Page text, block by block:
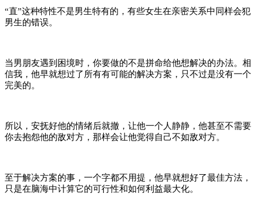
“直”这种特性不是男生特有的，有些女生在亲密关系中同样会犯
男生的错误。
当男朋友遇到困境时，你要做的不是拼命给他想解决的办法。相
信我，他早就想过了所有有可能的解决方案，只不过是没有一个
完美的。
所以，安抚好他的情绪后就撤，让他一个人静静，他甚至不需要
你去抱怨他的敌对方，那样会让他觉得自己不如敌对方。
至于解决方案的事，一个字都不用提，他早就想好了最佳方法，
只是在脑海中计算它的可行性和如何利益最大化。